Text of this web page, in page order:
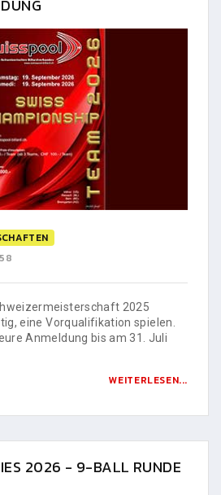
2025
eine Vorqualifikation spielen.
Anmeldung bis am 31. Juli
WEITERLESEN...
2026 - 9-BALL RUNDE